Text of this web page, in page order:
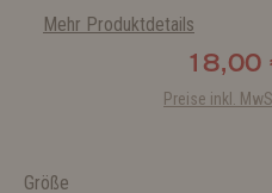
Mehr Produktdetails
18,00
Preise inkl.
Größe